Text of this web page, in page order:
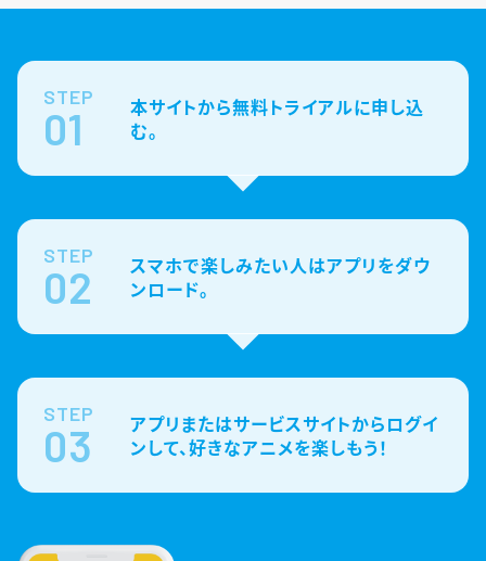
STEP
01
本サイトから無料トライアルに申し込
む。
STEP
02
スマホで楽しみたい人はアプリをダウ
ンロード。
STEP
03
アプリまたはサービスサイトからログイ
ンして、好きなアニメを楽しもう！